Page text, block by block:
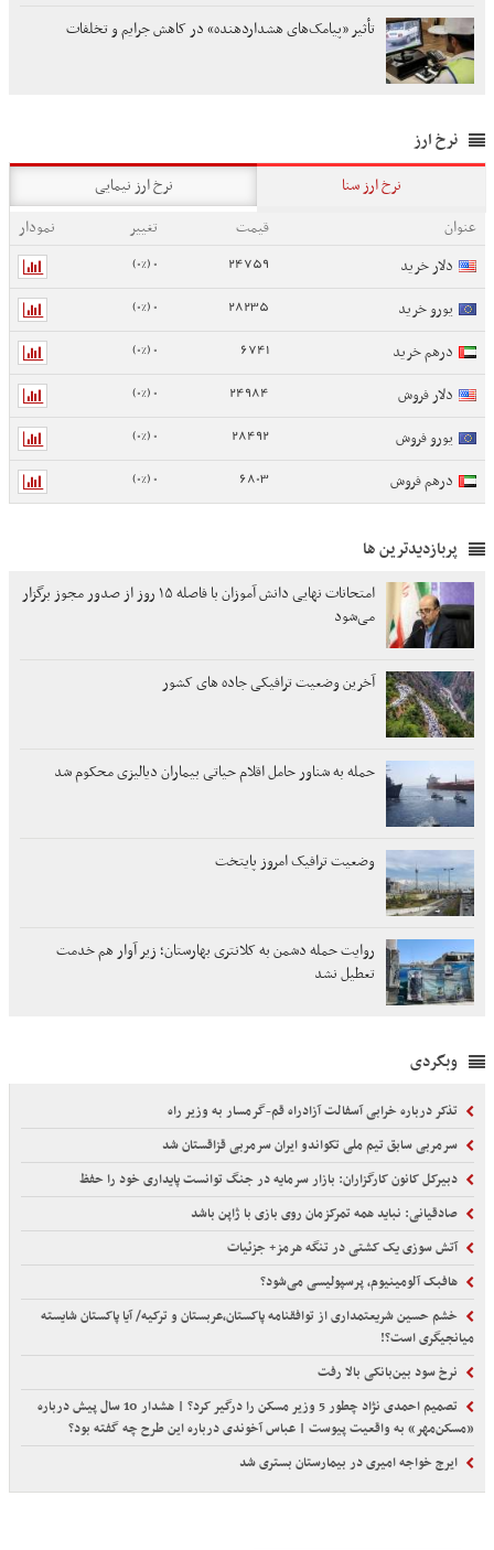
تأثیر «پیامک‌های هشداردهنده» در کاهش جرایم و تخلفات
نرخ ارز
نرخ ارز سنا
نرخ ارز نیمایی
عنوان
قیمت تغییر
نمودار
دلار خرید
24759
0 (0%)
یورو خرید 28235
0 (0%)
درهم خرید 6741
0 (0%)
دلار فروش 24984
0 (0%)
یورو فروش 28492
0 (0%)
درهم فروش 6803
0 (0%)
پربازدیدترین ها
امتحانات نهایی دانش آموزان با فاصله ۱۵ روز از صدور مجوز برگزار
می‌شود
آخرین وضعیت ترافیکی جاده های کشور
حمله به شناور حامل اقلام حیاتی بیماران دیالیزی محکوم شد
وضعیت ترافیک امروز پایتخت
روایت حمله دشمن به کلانتری بهارستان؛ زیر آوار هم خدمت
تعطیل نشد
وبگردی
تذکر درباره خرابی آسفالت آزادراه قم-گرمسار به وزیر راه
سرمربی سابق تیم ملی تکواندو ایران سرمربی قزاقستان شد
دبیرکل کانون کارگزاران: بازار سرمایه در جنگ توانست پایداری خود را حفظ
صادقیانی: نباید همه تمرکزمان روی بازی با ژاپن باشد
آتش سوزی یک کشتی در تنگه هرمز+ جزئیات
هافبک آلومینیوم، پرسپولیسی می‌شود؟
خشم حسین شریعتمداری از توافقنامه پاکستان،عربستان و ترکیه/ آیا پاکستان شایسته
میانجیگری است؟!
نرخ سود بین‌بانکی بالا رفت
تصمیم احمدی نژاد چطور 5 وزیر مسکن را درگیر کرد؟ | هشدار 10 سال پیش درباره
«مسکن‌مهر» به واقعیت پیوست | عباس آخوندی درباره این طرح چه گفته بود؟
ایرج خواجه امیری در بیمارستان بستری شد